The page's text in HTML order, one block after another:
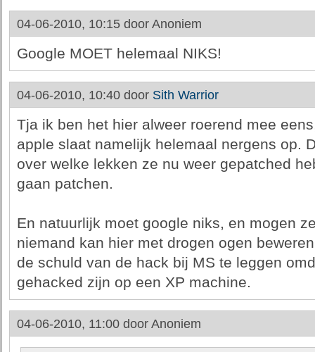
04-06-2010, 10:15 door Anoniem
Google MOET helemaal NIKS!
04-06-2010, 10:40 door Sith Warrior
Tja ik ben het hier alweer roerend mee
apple slaat namelijk helemaal nergens op.
over welke lekken ze nu weer gepatched
gaan patchen.
En natuurlijk moet google niks, en mogen
niemand kan hier met drogen ogen
de schuld van de hack bij MS te leggen
gehacked zijn op een XP machine.
04-06-2010, 11:00 door Anoniem